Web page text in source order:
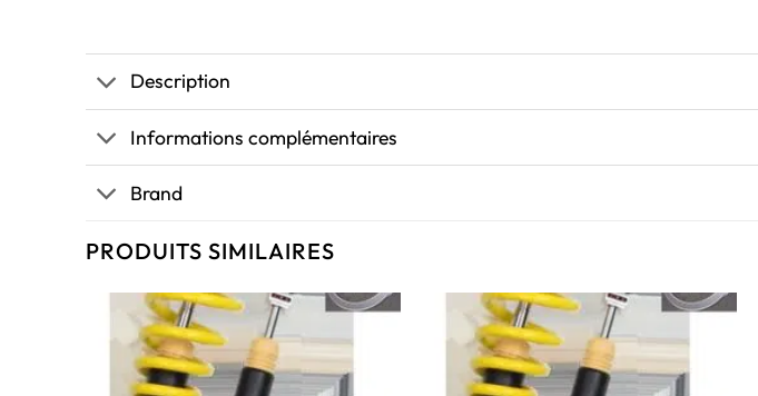
Description
Informations complémentaires
Brand
PRODUITS SIMILAIRES